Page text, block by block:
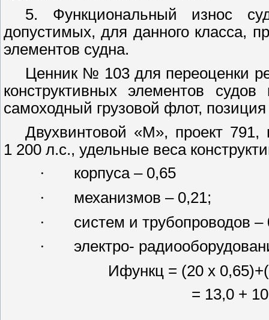
5. Функциональный износ
допустимых, для данного класса,
элементов судна.
Ценник № 103 для переоценки
конструктивных элементов
самоходный грузовой флот,
Двухвинтовой «М», проект
1 200 л.с., удельные веса
· корпуса – 0,65
· механизмов – 0,21;
· систем и трубопроводов –
·
электро-
Ифункц = (20 х
= 13,0 +